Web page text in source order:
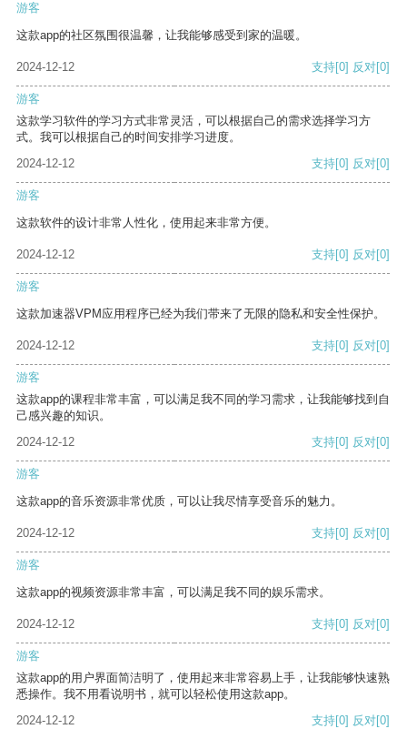
游客
这款app的社区氛围很温馨，让我能够感受到家的温暖。
2024-12-12 支持[0] 反对[0]
游客
这款学习软件的学习方式非常灵活，可以根据自己的需求选择学习方
式。我可以根据自己的时间安排学习进度。
2024-12-12
支持[0] 反对[0]
游客
这款软件的设计非常人性化，使用起来非常方便。
2024-12-12 支持[0] 反对[0]
游客
这款加速器VPM应用程序已经为我们带来了无限的隐私和安全性保护。
2024-12-12 支持[0] 反对[0]
游客
这款app的课程非常丰富，可以满足我不同的学习需求，让我能够找到自
己感兴趣的知识。
2024-12-12
支持[0] 反对[0]
游客
这款app的音乐资源非常优质，可以让我尽情享受音乐的魅力。
2024-12-12 支持[0] 反对[0]
游客
这款app的视频资源非常丰富，可以满足我不同的娱乐需求。
2024-12-12 支持[0] 反对[0]
游客
这款app的用户界面简洁明了，使用起来非常容易上手，让我能够快速熟
悉操作。我不用看说明书，就可以轻松使用这款app。
2024-12-12
支持[0] 反对[0]